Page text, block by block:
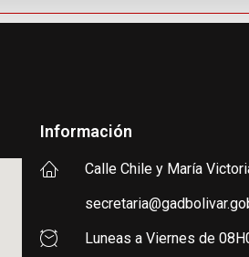
Información
Calle Chile y María
Luneas a Viernes de